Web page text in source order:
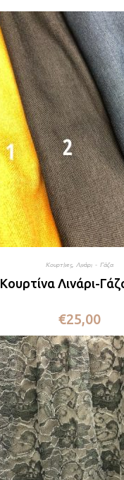
Κουρτίνες, Λινάρι - Γάζα
Κουρτίνα Λινάρι-
€25,00